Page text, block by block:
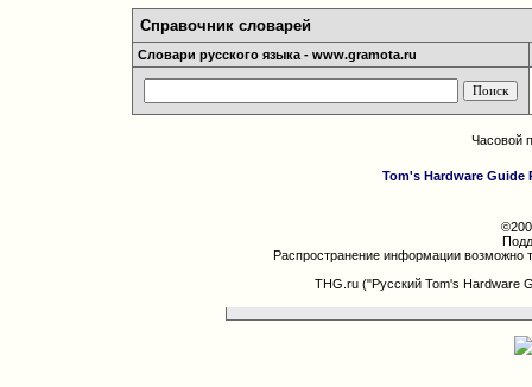
Справочник словарей
Словари русского языка - www.gramota.ru
Часовой
Tom's Hardware Guide
Распространение информации возможно
THG.ru ("Русский Tom's Hardware